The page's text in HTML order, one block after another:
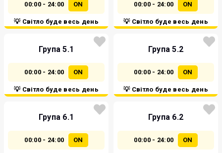
00:00 - 24:00 ON
💡 Світло буде весь день
00:00 - 24:00 ON
💡 Світло буде весь день
Група 5.1
00:00 - 24:00 ON
💡 Світло буде весь день
Група 5.2
00:00 - 24:00 ON
💡 Світло буде весь день
Група 6.1
00:00 - 24:00 ON
Група 6.2
00:00 - 24:00 ON